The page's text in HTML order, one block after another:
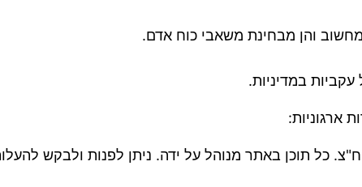
והן מבחינת משאבי כוח אדם.
במדיניות.
ארגוניות:
כל תוכן באתר מנוהל על ידה. ניתן לפנות ולבקש